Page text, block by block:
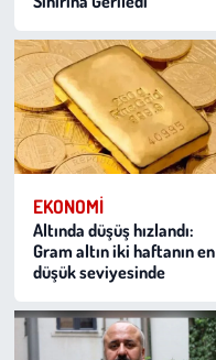
EKONOMI
Altında düşüş hızlandı:
Gram altın iki haftanın en
düşük seviyesinde